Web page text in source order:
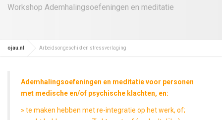
Workshop Ademhalingsoefeningen en meditatie
ojau.nl Arbeidsongeschikt en stressverlaging
Ademhalingsoefeningen en meditatie voor personen
met medische en/of psychische klachten, en:
» te maken hebben met re-integratie op het werk, of;